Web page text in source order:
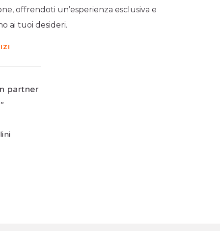
offrendoti un’esperienza esclusiva e
ai tuoi desideri.
partner